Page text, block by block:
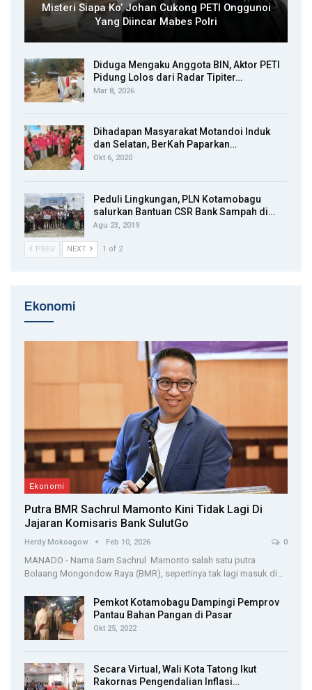
Misteri Siapa Ko’ Johan Cukong PETI Onggunoi
Yang Diincar Mabes Polri
Diduga Mengaku Anggota BIN, Aktor PETI
Pidung Lolos dari Radar Tipiter…
Mar 8, 2026
Dihadapan Masyarakat Motandoi Induk
dan Selatan, BerKah Paparkan…
Okt 6, 2020
Peduli Lingkungan, PLN Kotamobagu
salurkan Bantuan CSR Bank Sampah di…
Agu 23, 2019
PREV NEXT 1 of 2
Ekonomi
Ekonomi
Putra BMR Sachrul Mamonto Kini Tidak Lagi Di
Jajaran Komisaris Bank SulutGo
Herdy Mokoagow Feb 10, 2026 0
MANADO - Nama Sam Sachrul Mamonto salah satu putra
Bolaang Mongondow Raya (BMR), sepertinya tak lagi masuk di…
Pemkot Kotamobagu Dampingi Pemprov
Pantau Bahan Pangan di Pasar
Okt 25, 2022
Secara Virtual, Wali Kota Tatong Ikut
Rakornas Pengendalian Inflasi…